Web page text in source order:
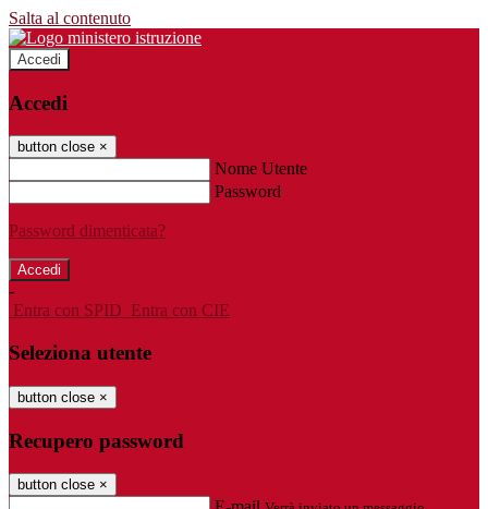
Salta al contenuto
Accedi
Accedi
button close ×
Nome Utente
Password
Password dimenticata?
-
Entra con SPID Entra con CIE
Seleziona utente
button close ×
Recupero password
button close ×